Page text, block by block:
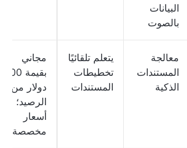
البيانات
بالصوت
معالجة
المستندات
الذكية
يتعلم تلقائيًا
تخطيطات
المستندات
مجاني
بقيمة 200
دولار من
الرصيد؛
أسعار
مخصصة